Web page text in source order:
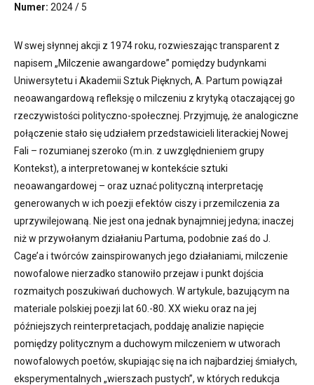
Numer: 2024 / 5
W swej słynnej akcji z 1974 roku, rozwieszając transparent z
napisem „Milczenie awangardowe” pomiędzy budynkami
Uniwersytetu i Akademii Sztuk Pięknych, A. Partum powiązał
neoawangardową refleksję o milczeniu z krytyką otaczającej go
rzeczywistości polityczno-społecznej. Przyjmuję, że analogiczne
połączenie stało się udziałem przedstawicieli literackiej Nowej
Fali – rozumianej szeroko (m.in. z uwzględnieniem grupy
Kontekst), a interpretowanej w kontekście sztuki
neoawangardowej – oraz uznać polityczną interpretację
generowanych w ich poezji efektów ciszy i przemilczenia za
uprzywilejowaną. Nie jest ona jednak bynajmniej jedyna; inaczej
niż w przywołanym działaniu Partuma, podobnie zaś do J.
Cage’a i twórców zainspirowanych jego działaniami, milczenie
nowofalowe nierzadko stanowiło przejaw i punkt dojścia
rozmaitych poszukiwań duchowych. W artykule, bazującym na
materiale polskiej poezji lat 60.-80. XX wieku oraz na jej
późniejszych reinterpretacjach, poddaję analizie napięcie
pomiędzy politycznym a duchowym milczeniem w utworach
nowofalowych poetów, skupiając się na ich najbardziej śmiałych,
eksperymentalnych „wierszach pustych”, w których redukcja